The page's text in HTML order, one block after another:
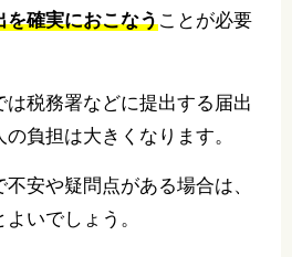
を確実におこなうことが必要
税務署などに提出する届出
負担は大きくなります。
安や疑問点がある場合は、
いでしょう。